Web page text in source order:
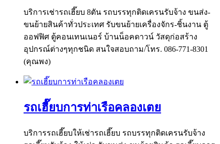
บริการเช่ารถเฮี๊ยบ 8ตัน รถบรรทุกติดเครนรับจ้าง ขนส่ง-
ขนย้ายสินค้าทั่วประเทศ รับขนย้ายเครื่องจักร-ชิ้นงาน ตู้
ออฟฟิศ ตู้คอนเทนเนอร์ บ้านน็อคดาวน์ วัสดุก่อสร้าง
อุปกรณ์ต่างๆทุกชนิด สนใจสอบถาม/โทร. 086-771-8301
(คุณพง)
รถเฮี๊ยบการท่าเรือคลองเตย
บริการรถเฮี๊ยบให้เช่ารถเฮี๊ยบ รถบรรทุกติดเครนรับจ้าง